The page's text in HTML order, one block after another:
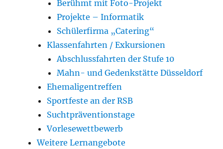
Berühmt mit Foto-Projekt
Projekte – Informatik
Schülerfirma „Catering“
Klassenfahrten / Exkursionen
Abschlussfahrten der Stufe 10
Mahn- und Gedenkstätte Düsseldorf
Ehemaligentreffen
Sportfeste an der RSB
Suchtpräventionstage
Vorlesewettbewerb
Weitere Lernangebote